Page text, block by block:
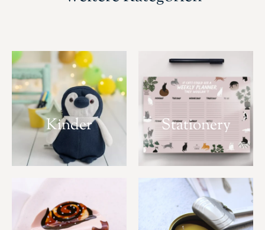
Kinder Stationery